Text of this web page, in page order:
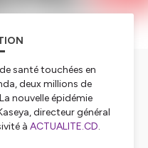
santé touchées en
deux millions de
nouvelle épidémie
directeur général
à ACTUALITE.CD.